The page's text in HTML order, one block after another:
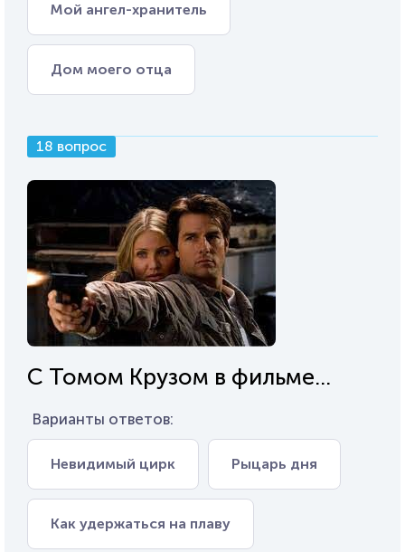
Мой ангел-хранитель
Дом моего отца
18 вопрос
С Томом Крузом в фильме...
Варианты ответов:
Невидимый цирк Рыцарь дня
Как удержаться на плаву